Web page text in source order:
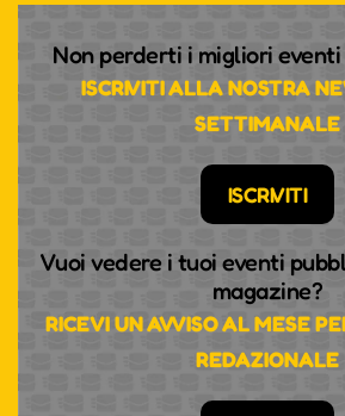
Non perderti i migliori
ISCRIVITI ALLA NOSTRA
SETTIMANALE
ISCRIVITI
Vuoi vedere i tuoi eventi
magazine?
RICEVI UN AVVISO AL MESE
REDAZIONALE